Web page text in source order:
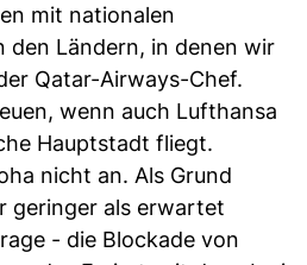
mit nationalen
den Ländern, in denen wir
Qatar-Airways-Chef.
wenn auch Lufthansa
Hauptstadt fliegt.
nicht an. Als Grund
geringer als erwartet
- die Blockade von